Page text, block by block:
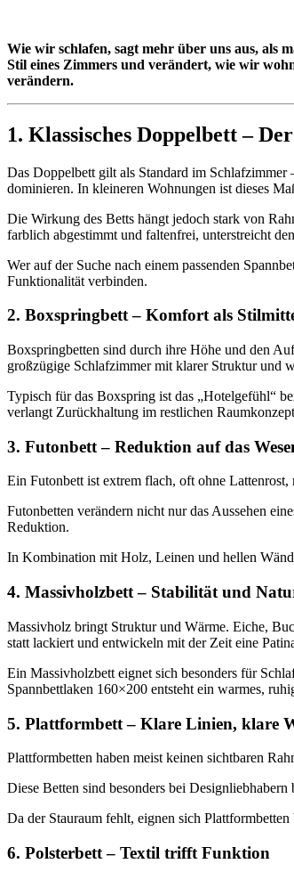
Wie wir schlafen, sagt mehr über uns aus, als
Stil eines Zimmers und verändert, wie wir
verändern.
1. Klassisches Doppelbett –
Das Doppelbett gilt als Standard im
dominieren. In kleineren Wohnungen ist dieses
Die Wirkung des Betts hängt jedoch stark von
farblich abgestimmt und faltenfrei, unterstreicht
Wer auf der Suche nach einem passenden
Funktionalität verbinden.
2. Boxspringbett – Komfort als
Boxspringbetten sind durch ihre Höhe und den
großzügige Schlafzimmer mit klarer Struktur und
Typisch für das Boxspring ist das „Hotelgefühl“
verlangt Zurückhaltung im restlichen
3. Futonbett – Reduktion auf das
Ein Futonbett ist extrem flach, oft ohne
Futonbetten verändern nicht nur das Aussehen
Reduktion.
In Kombination mit Holz, Leinen und hellen
4. Massivholzbett – Stabilität und
Massivholz bringt Struktur und Wärme. Eiche,
statt lackiert und entwickeln mit der Zeit eine
Ein Massivholzbett eignet sich besonders für
Spannbettlaken 160×200 entsteht ein warmes,
5. Plattformbett – Klare Linien, klare
Plattformbetten haben meist keinen sichtbaren
Diese Betten sind besonders bei
Da der Stauraum fehlt, eignen sich
6. Polsterbett – Textil trifft Funktion